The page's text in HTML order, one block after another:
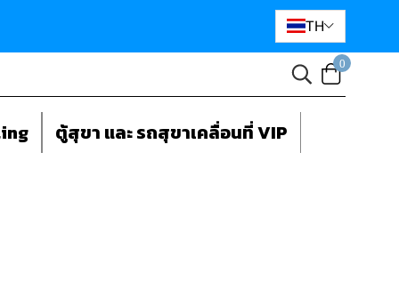
TH
0
ตู้สุขา และ รถสุขาเคลื่อนที่ VIP